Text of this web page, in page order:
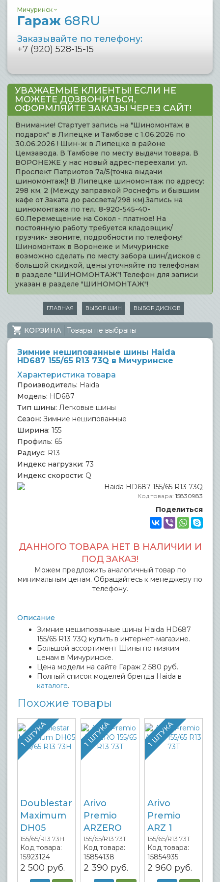
Мичуринск
Гараж 68RU
Заказывайте по телефону:
+7 (920) 528-15-15
УВАЖАЕМЫЕ КЛИЕНТЫ! ЕСЛИ НЕ
МОЖЕТЕ ДОЗВОНИТЬСЯ,
ОФОРМЛЯЙТЕ ЗАКАЗЫ ЧЕРЕЗ САЙТ!
Внимание! Стартует запись на "Шиномонтаж в
подарок" в Липецке и Тамбове с 1.06.2026 по
30.06.2026 ! Шин-ж в Липецке в районе
Цемзавода. В Тамбове по месту выдачи товара. В
ВОРОНЕЖЕ у нас новый адрес-переехали: ул.
Проспект Патриотов 7а/5(точка выдачи
шиномонтаж)! В Липецке шиномонтаж по адресу:
298 км, 2 (Между заправкой Роснефть и бывшим
кафе от Заката до рассвета/298 км).Запись на
шиномонтажа по тел.: 8-920-545-40-
60.Перемещение на Сокол - платное! На
постоянную работу требуется кладовщик/
грузчик- звоните, подробности по телефону!
Шиномонтаж в Воронеже и Мичуринске
возможно сделать по месту забора шин/дисков с
большой скидкой, цены уточняйте по телефонам
в разделе "ШИНОМОНТАЖ"! Телефон для записи
указан в разделе "ШИНОМОНТАЖ"!
ГЛАВНАЯ ВЫБОР ШИН ВЫБОР ДИСКОВ
КОРЗИНА Товары не выбраны
Зимние нешипованные шины Haida
HD687 155/65 R13 73Q в Мичуринске
Характеристика товара
Производитель: Haida
Модель: HD687
Тип шины: Легковые шины
Сезон: Зимние нешипованные
Ширина: 155
Профиль: 65
Радиус: R13
Индекс нагрузки: 73
Индекс скорости: Q
Код товара: 15830983
Поделиться
ДАННОГО ТОВАРА НЕТ В НАЛИЧИИ И
ПОД ЗАКАЗ!
Можем предложить аналогичный товар по
минимальным ценам. Обращайтесь к менеджеру по
телефону.
Описание
Зимние нешипованные шины Haida HD687
155/65 R13 73Q купить в интернет-магазине.
Большой ассортимент Шины по низким
ценам в Мичуринске.
Цена модели на сайте Гараж 2 580 руб.
Полный список моделей бренда Haida в
каталоге.
Похожие товары
1 ШТУКА
Doublestar
Maximum
DH05
155/65/R13 73H
Код товара:
15923124
2 500 руб.
1 ШТУКА
Arivo
Premio
ARZERO
155/65/R13 73T
Код товара:
15854138
2 390 руб.
1 ШТУКА
Arivo
Premio
ARZ 1
155/65/R13 73T
Код товара:
15854935
2 960 руб.